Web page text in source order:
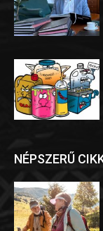
NÉPSZERŰ